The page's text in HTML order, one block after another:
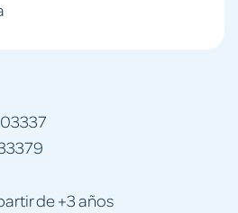
de +3 años